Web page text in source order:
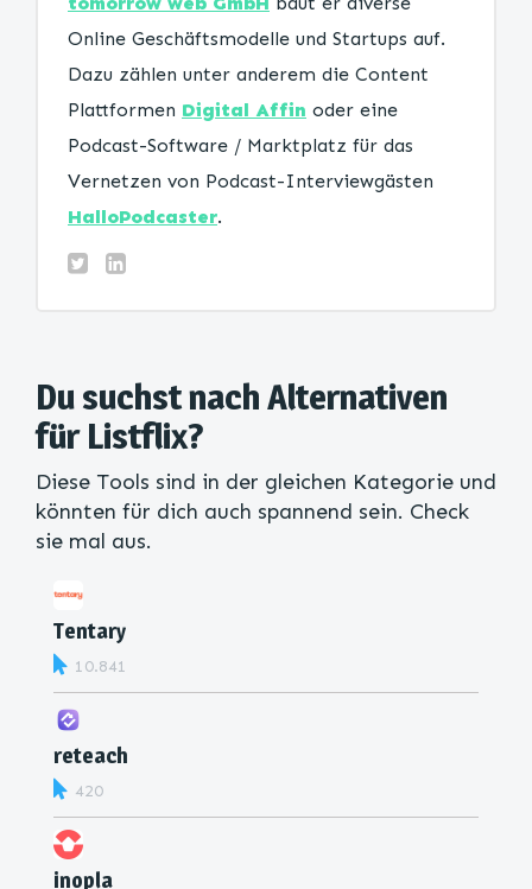
Online Geschäftsmodelle und Startups auf.
Dazu zählen unter anderem die Content
Plattformen Digital Affin oder eine
Podcast-Software / Marktplatz für das
Vernetzen von Podcast-Interviewgästen
HalloPodcaster.
Du suchst nach Alternativen
für Listflix?
Diese Tools sind in der gleichen Kategorie und
könnten für dich auch spannend sein. Check
sie mal aus.
Tentary
10.841
reteach
420
inopla